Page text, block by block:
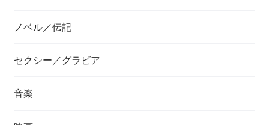
ノベル／伝記
セクシー／グラビア
音楽